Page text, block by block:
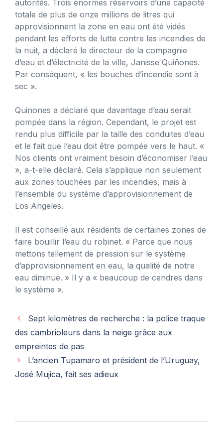
autorités. Trois énormes réservoirs d’une capacité
totale de plus de onze millions de litres qui
approvisionnent la zone en eau ont été vidés
pendant les efforts de lutte contre les incendies de
la nuit, a déclaré le directeur de la compagnie
d’eau et d’électricité de la ville, Janisse Quiñones.
Par conséquent, « les bouches d’incendie sont à
sec ».
Quinones a déclaré que davantage d’eau serait
pompée dans la région. Cependant, le projet est
rendu plus difficile par la taille des conduites d’eau
et le fait que l’eau doit être pompée vers le haut. «
Nos clients ont vraiment besoin d’économiser l’eau
», a-t-elle déclaré. Cela s’applique non seulement
aux zones touchées par les incendies, mais à
l’ensemble du système d’approvisionnement de
Los Angeles.
Il est conseillé aux résidents de certaines zones de
faire bouillir l’eau du robinet. « Parce que nous
mettons tellement de pression sur le système
d’approvisionnement en eau, la qualité de notre
eau diminue. » Il y a « beaucoup de cendres dans
le système ».
Sept kilomètres de recherche : la police traque
des cambrioleurs dans la neige grâce aux
empreintes de pas
L’ancien Tupamaro et président de l’Uruguay,
José Mujica, fait ses adieux